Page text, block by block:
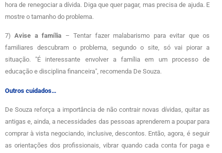
hora de renegociar a dívida. Diga que quer pagar, mas precisa de ajuda. E
mostre o tamanho do problema.
7)Avise a família – Tentar fazer malabarismo para evitar que os
familiares descubram o problema, segundo o site, só vai piorar a
situação. "É interessante envolver a família em um processo de
educação e disciplina financeira", recomenda De Souza.
Outros cuidados…
De Souza reforça a importância de não contrair novas dívidas, quitar as
antigas e, ainda, a necessidades das pessoas aprenderem a poupar para
comprar à vista negociando, inclusive, descontos. Então, agora, é seguir
as orientações dos profissionais, vibrar quando cada conta for paga e